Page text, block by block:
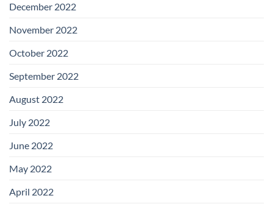
December 2022
November 2022
October 2022
September 2022
August 2022
July 2022
June 2022
May 2022
April 2022